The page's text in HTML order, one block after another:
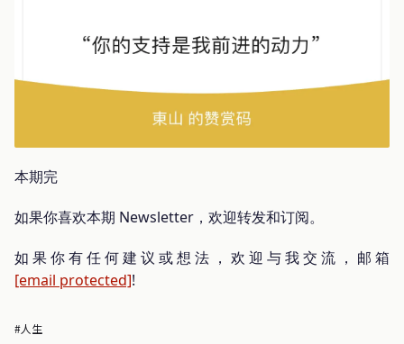
本期完
如果你喜欢本期 Newsletter，欢迎转发和订阅。
如果你有任何建议或想法，欢迎与我交流，邮箱
[email protected]!
#人生